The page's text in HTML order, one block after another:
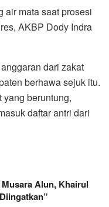
air mata saat prosesi
AKBP Dody Indra
dari zakat
berhawa sejuk itu.
beruntung,
daftar antri dari
Alun, Khairul